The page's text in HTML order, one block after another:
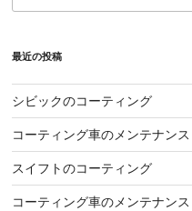
最近の投稿
シビックのコーティング
コーティング車のメンテナンス
スイフトのコーティング
コーティング車のメンテナンス